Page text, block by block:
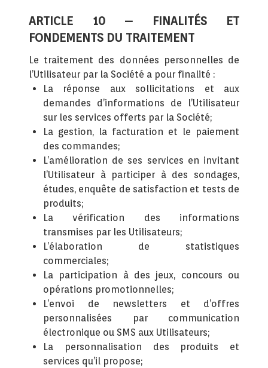
ARTICLE 10 – FINALITÉS ET
FONDEMENTS DU TRAITEMENT
Le traitement des données personnelles de
l’Utilisateur par la Société a pour finalité :
La réponse aux sollicitations et aux
demandes d’informations de l’Utilisateur
sur les services offerts par la Société;
La gestion, la facturation et le paiement
des commandes;
L’amélioration de ses services en invitant
l’Utilisateur à participer à des sondages,
études, enquête de satisfaction et tests de
produits;
La vérification des informations
transmises par les Utilisateurs;
L’élaboration de statistiques
commerciales;
La participation à des jeux, concours ou
opérations promotionnelles;
L’envoi de newsletters et d’offres
personnalisées par communication
électronique ou SMS aux Utilisateurs;
La personnalisation des produits et
services qu’il propose;